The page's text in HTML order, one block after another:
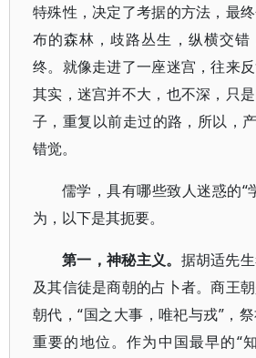
特殊性，决定了考据的方法，最
布的森林，歧路丛生，纵横交错
终。就像走进了一座迷宫，往来反
其实，迷宫并不大，也不深，只
子，重复以前走过的路，所以，
错觉。
儒学，具有哪些致人迷惑的“
为，以下是其扼要。
第一，神秘主义。 据胡适先
及其信徒是商朝的占卜者。商王
朝代，“国之大事，唯祀与戎”，
重要的地位。作为中国最早的“